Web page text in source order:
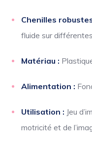
Chenilles
fluide sur
Matériau :
Alimentation :
Utilisation : Jeu
motricité et de